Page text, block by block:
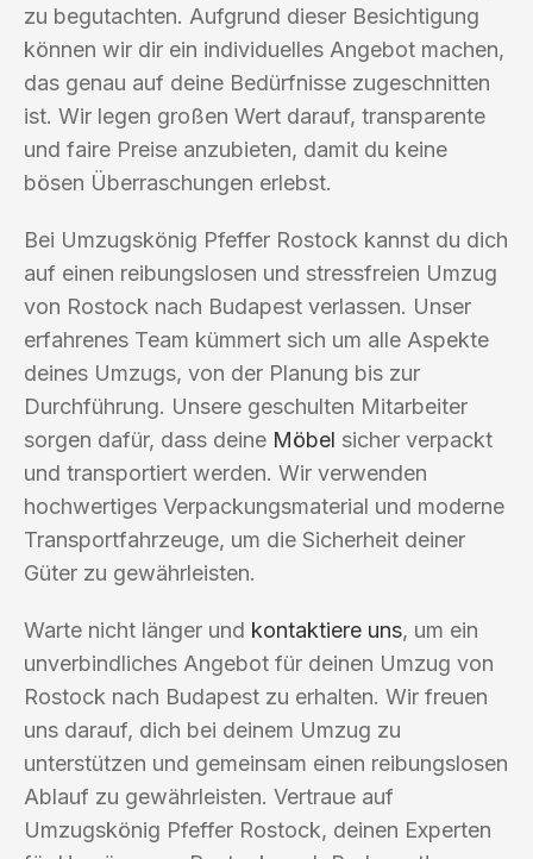
zu begutachten. Aufgrund dieser Besichtigung
können wir dir ein individuelles Angebot machen,
das genau auf deine Bedürfnisse zugeschnitten
ist. Wir legen großen Wert darauf, transparente
und faire Preise anzubieten, damit du keine
bösen Überraschungen erlebst.
Bei Umzugskönig Pfeffer Rostock kannst du dich
auf einen reibungslosen und stressfreien Umzug
von Rostock nach Budapest verlassen. Unser
erfahrenes Team kümmert sich um alle Aspekte
deines Umzugs, von der Planung bis zur
Durchführung. Unsere geschulten Mitarbeiter
sorgen dafür, dass deine Möbel sicher verpackt
und transportiert werden. Wir verwenden
hochwertiges Verpackungsmaterial und moderne
Transportfahrzeuge, um die Sicherheit deiner
Güter zu gewährleisten.
Warte nicht länger und kontaktiere uns, um ein
unverbindliches Angebot für deinen Umzug von
Rostock nach Budapest zu erhalten. Wir freuen
uns darauf, dich bei deinem Umzug zu
unterstützen und gemeinsam einen reibungslosen
Ablauf zu gewährleisten. Vertraue auf
Umzugskönig Pfeffer Rostock, deinen Experten